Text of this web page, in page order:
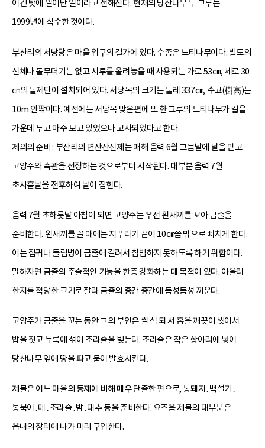
어긴 탓에 일어난 일이라고 전해진다. 현재의 당산나무 두 그루는
1999년에 식수한 것이다.
부산리의 서낭당은 마을 입구의 길가에 있다. 수종은 느티나무이다. 별도의
신체나 돌무더기는 없고 시루를 올려놓을 때 사용되는 가로 53㎝, 세로 30
㎝의 돌제단이 설치되어 있다. 서낭목의 크기는 둘레 337㎝, 수고(樹高)는
10m 안팎이다. 예전에는 서낭목 맞은편에 또 한 그루의 느티나무가 길을
가운데 두고 마주 보고 있었으나 고사되었다고 한다.
제의의 준비 : 부산리의 면산산신제는 매해 음력 6월 그믐날에 날을 받고
고양주와 축관을 선정하는 것으로부터 시작된다. 대부분 음력 7월
초사흗날을 전후하여 날이 잡힌다.
음력 7월 초하룻날 아침이 되면 고양주는 우선 왼새끼를 꼬아 금줄을
준비한다. 왼새끼를 꼴 때에는 지푸라기 끝이 10㎝쯤 밖으로 삐치게 한다.
이는 잡귀나 돌림병이 금줄에 걸려서 침범하지 못하도록 하기 위함이다.
말하자면 금줄의 주술적인 기능을 한층 강화하는 데 목적이 있다. 아울러
한지를 적당한 크기로 잘라 금줄의 중간 중간에 듬성듬성 끼운다.
고양주가 금줄을 꼬는 동안 그의 부인은 쌀 석 되 서 홉을 깨끗이 씻어서
밥을 짓고 누룩에 섞어 조라술을 빚는다. 조라술은 작은 항아리에 넣어
당산나무 옆에 땅을 파고 묻어 발효시킨다.
제물은 여느 마을의 동제에 비해 매우 단출한 편으로, 통돼지․백설기․
통북어․메․조라술․밤․대추 등을 준비한다. 요즈음 제물의 대부분은
읍내의 장터에 나가 미리 구입한다.